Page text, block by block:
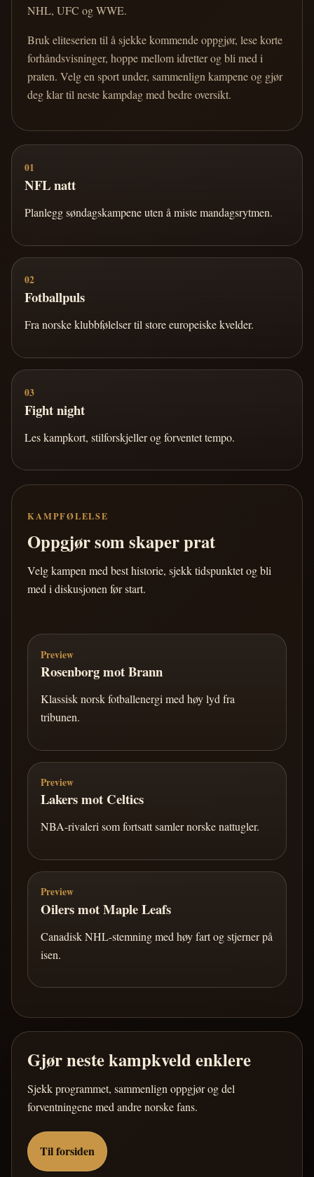
NHL, UFC og WWE.
Bruk eliteserien til å sjekke kommende oppgjør, lese korte
forhåndsvisninger, hoppe mellom idretter og bli med i
praten. Velg en sport under, sammenlign kampene og gjør
deg klar til neste kampdag med bedre oversikt.
01
NFL natt
Planlegg søndagskampene uten å miste mandagsrytmen.
02
Fotballpuls
Fra norske klubbfølelser til store europeiske kvelder.
03
Fight night
Les kampkort, stilforskjeller og forventet tempo.
KAMPFØLELSE
Oppgjør som skaper prat
Velg kampen med best historie, sjekk tidspunktet og bli
med i diskusjonen før start.
Preview
Rosenborg mot Brann
Klassisk norsk fotballenergi med høy lyd fra
tribunen.
Preview
Lakers mot Celtics
NBA-rivaleri som fortsatt samler norske nattugler.
Preview
Oilers mot Maple Leafs
Canadisk NHL-stemning med høy fart og stjerner på
isen.
Gjør neste kampkveld enklere
Sjekk programmet, sammenlign oppgjør og del
forventningene med andre norske fans.
Til forsiden